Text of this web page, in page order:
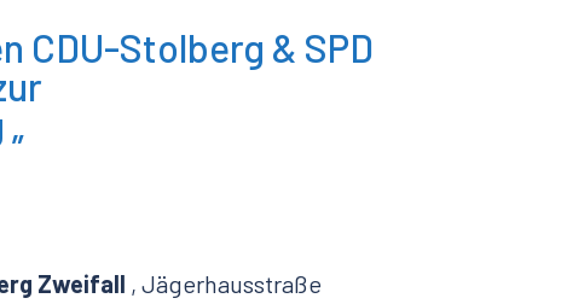
CDU-Stolberg & SPD
Zweifall , Jägerhausstraße